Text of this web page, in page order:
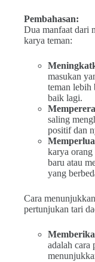
Pembahasan:
Dua manfaat dari
karya teman:
masukan
teman lebih
baik lagi.
saling
positif dan
karya
baru atau
yang
Cara
pertunjukan tari
adalah cara